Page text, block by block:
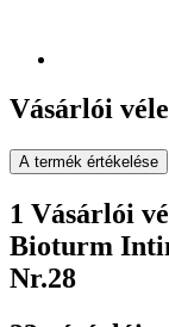
Vásárlói
A termék értékelése
1 Vásárlói
Bioturm
Nr.28